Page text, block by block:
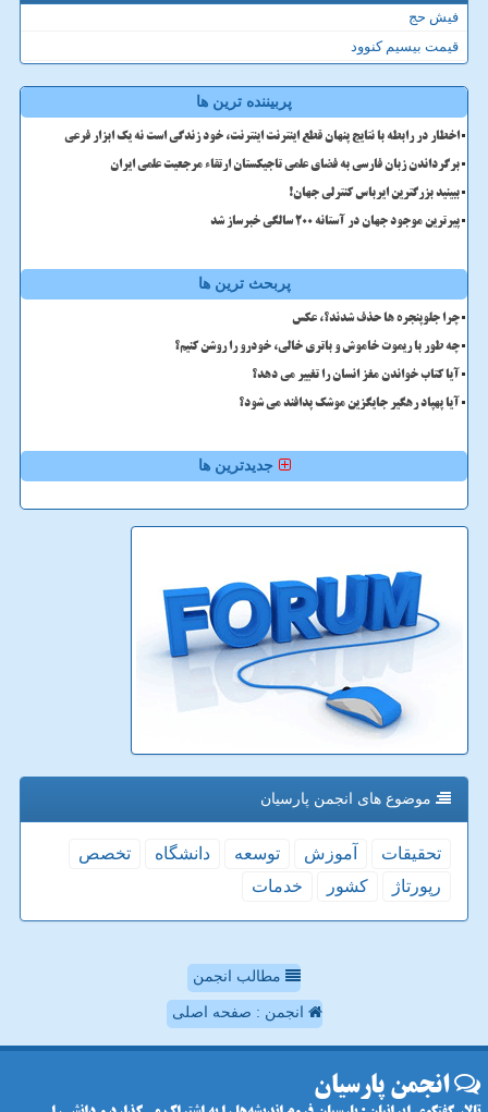
فیش حج
قیمت بیسیم کنوود
پربیننده ترین ها
اخطار در رابطه با نتایج پنهان قطع اینترنت اینترنت، خود زندگی است نه یک ابزار فرعی
برگرداندن زبان فارسی به فضای علمی تاجیکستان ارتقاء مرجعیت علمی ایران
ببینید بزرگترین ایرباس کنترلی جهان!
پیرترین موجود جهان در آستانه ۲۰۰ سالگی خبرساز شد
پربحث ترین ها
چرا جلوپنجره ها حذف شدند؟، عکس
چه طور با ریموت خاموش و باتری خالی، خودرو را روشن کنیم؟
آیا کتاب خواندن مغز انسان را تغییر می دهد؟
آیا پهپاد رهگیر جایگزین موشک پدافند می شود؟
جدیدترین ها
موضوع های انجمن پارسیان
تحقیقات آموزش توسعه دانشگاه
تخصص
رپورتاژ
كشور خدمات
مطالب انجمن
انجمن : صفحه اصلی
انجمن پارسیان